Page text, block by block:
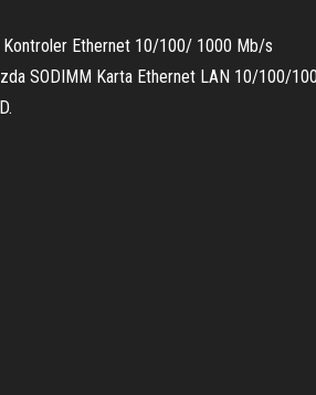
Kontroler Ethernet 10/100/ 1000 Mb/s
SODIMM Karta Ethernet LAN 10/100/